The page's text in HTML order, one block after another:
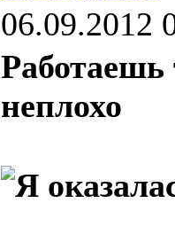
06.09.2012
неплохо